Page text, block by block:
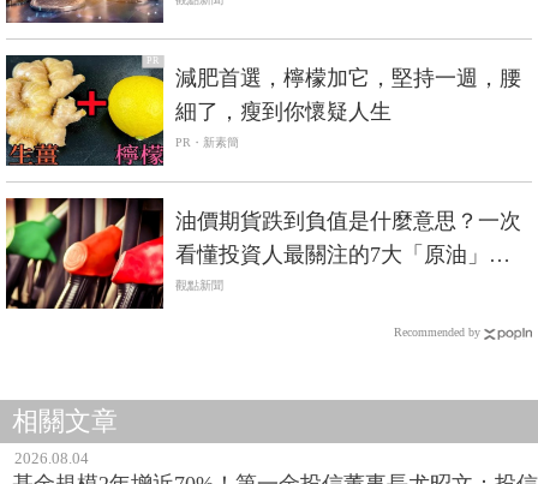
PR
減肥首選，檸檬加它，堅持一週，腰
細了，瘦到你懷疑人生
PR・新素簡
油價期貨跌到負值是什麼意思？一次
看懂投資人最關注的7大「原油」問
題
觀點新聞
Recommended by
相關文章
2026.08.04